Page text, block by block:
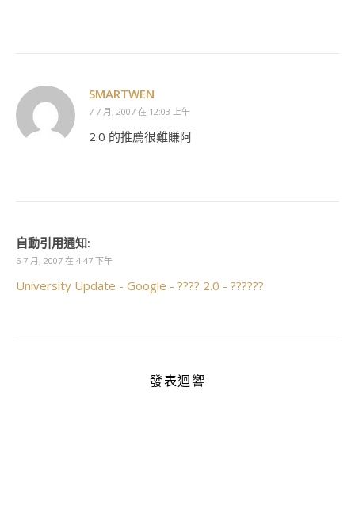
SMARTWEN
7 7 月, 2007 在 12:03 上午
2.0 的推薦很難賺阿
自動引用通知:
6 7 月, 2007 在 4:47 下午
University Update - Google - ???? 2.0 - ??????
發表迴響